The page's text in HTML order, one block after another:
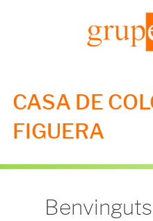
CASA DE
FIGUERA